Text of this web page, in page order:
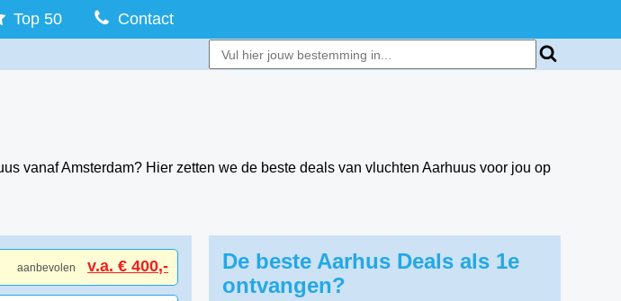
Top 50 Contact
vanaf Amsterdam? Hier zetten we de beste deals van vluchten Aarhuus voor jou op
aanbevolen v.a. € 400,-
De beste Aarhus Deals als 1e
ontvangen?